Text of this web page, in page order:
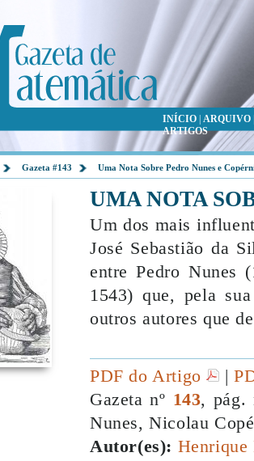
INÍCIO ARQUIVO
ARTIGOS
Gazeta #143 Uma Nota Sobre Pedro Nunes e
UMA NOTA
Um dos mais
José Sebastião da
entre Pedro Nunes
1543) que, pela
outros autores que
PDF do Artigo |
Gazeta nº 143, pág.
Nunes, Nicolau
Autor(es): Henrique